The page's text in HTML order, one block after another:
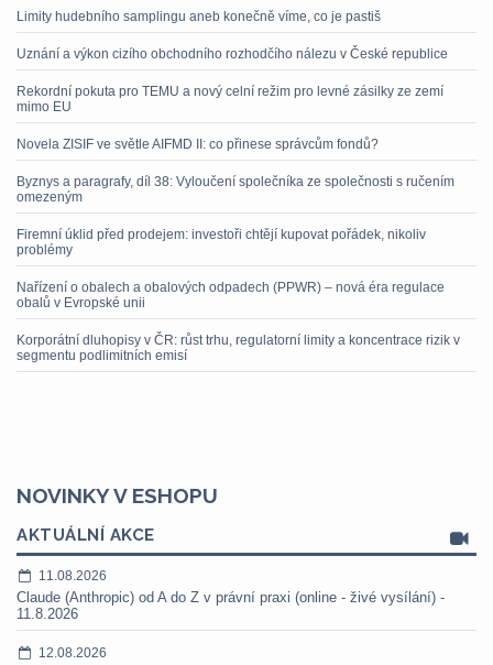
Limity hudebního samplingu aneb konečně víme, co je pastiš
Uznání a výkon cizího obchodního rozhodčího nálezu v České republice
Rekordní pokuta pro TEMU a nový celní režim pro levné zásilky ze zemí
mimo EU
Novela ZISIF ve světle AIFMD II: co přinese správcům fondů?
Byznys a paragrafy, díl 38: Vyloučení společníka ze společnosti s ručením
omezeným
Firemní úklid před prodejem: investoři chtějí kupovat pořádek, nikoliv
problémy
Nařízení o obalech a obalových odpadech (PPWR) – nová éra regulace
obalů v Evropské unii
Korporátní dluhopisy v ČR: růst trhu, regulatorní limity a koncentrace rizik v
segmentu podlimitních emisí
NOVINKY V ESHOPU
AKTUÁLNÍ AKCE
11.08.2026
Claude (Anthropic) od A do Z v právní praxi (online - živé vysílání) -
11.8.2026
12.08.2026